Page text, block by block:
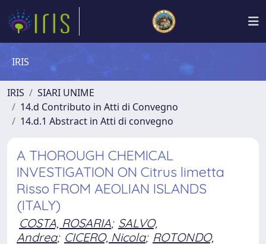
IRIS
IRIS
SIARI UNIME
14.d Contributo in Atti di Convegno
14.d.1 Abstract in Atti di convegno
A THOROUGH CHEMICAL
INVESTIGATION ON Citrus limetta
Risso FROM AEOLIAN ISLANDS
(ITALY)
COSTA, ROSARIA; SALVO,
Andrea; CICERO, Nicola; ROTONDO,